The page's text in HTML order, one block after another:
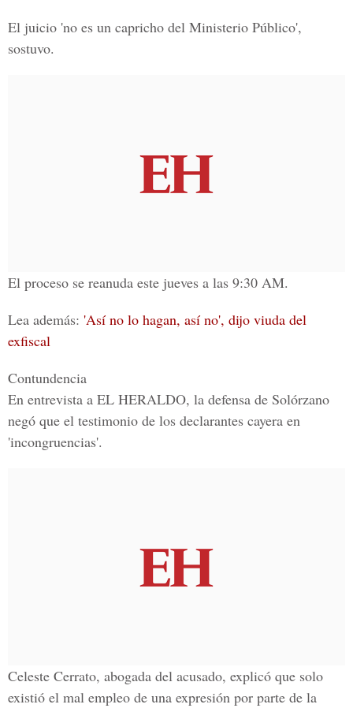
El juicio 'no es un capricho del Ministerio Público',
sostuvo.
El proceso se reanuda este jueves a las 9:30 AM.
Lea además: 'Así no lo hagan, así no', dijo viuda del
exfiscal
Contundencia
En entrevista a EL HERALDO, la defensa de Solórzano
negó que el testimonio de los declarantes cayera en
'incongruencias'.
Celeste Cerrato, abogada del acusado, explicó que solo
existió el mal empleo de una expresión por parte de la